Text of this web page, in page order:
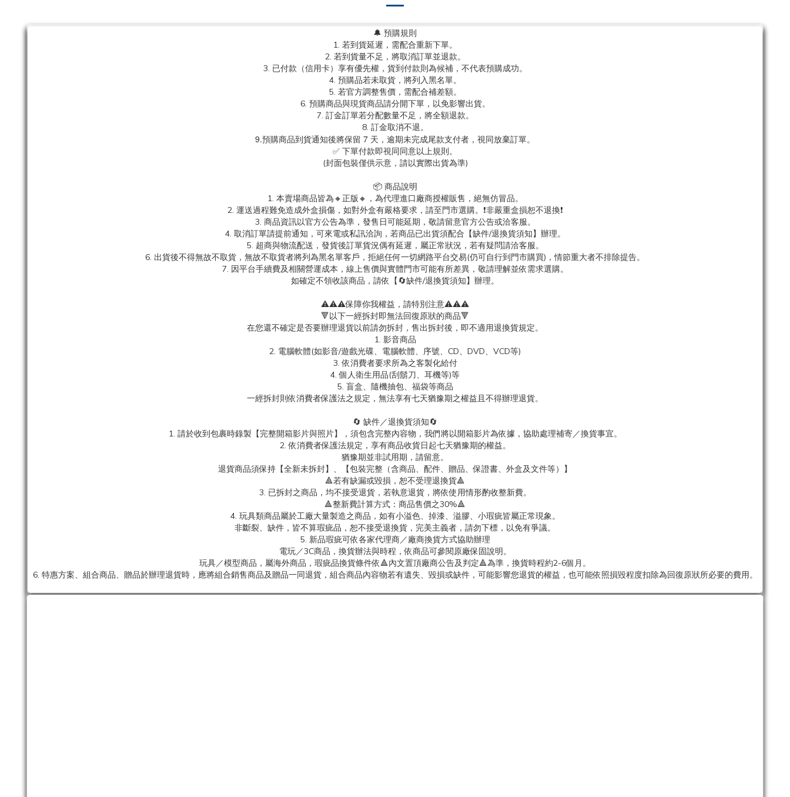
🔔 預購規則
1. 若到貨延遲，需配合重新下單。
2. 若到貨量不足，將取消訂單並退款。
3. 已付款（信用卡）享有優先權，貨到付款則為候補，不代表預購成功。
4. 預購品若未取貨，將列入黑名單。
5. 若官方調整售價，需配合補差額。
6. 預購商品與現貨商品請分開下單，以免影響出貨。
7. 訂金訂單若分配數量不足，將全額退款。
8. 訂金取消不退。
9.預購商品到貨通知後將保留 7 天，逾期未完成尾款支付者，視同放棄訂單。
✅ 下單付款即視同同意以上規則。
(封面包裝僅供示意，請以實際出貨為準)
📦 商品說明
1. 本賣場商品皆為🔸正版🔸，為代理進口廠商授權販售，絕無仿冒品。
2. 運送過程難免造成外盒損傷，如對外盒有嚴格要求，請至門市選購。❗非嚴重盒損恕不退換❗
3. 商品資訊以官方公告為準，發售日可能延期，敬請留意官方公告或洽客服。
4. 取消訂單請提前通知，可來電或私訊洽詢，若商品已出貨須配合【缺件/退換貨須知】辦理。
5. 超商與物流配送，發貨後訂單貨況偶有延遲，屬正常狀況，若有疑問請洽客服。
6. 出貨後不得無故不取貨，無故不取貨者將列為黑名單客戶，拒絕任何一切網路平台交易(仍可自行到門市購買)，情節重大者不排除提告。
7. 因平台手續費及相關營運成本，線上售價與實體門市可能有所差異，敬請理解並依需求選購。
如確定不領收該商品，請依【🔄缺件/退換貨須知】辦理。
⚠️⚠️⚠️保障你我權益，請特別注意⚠️⚠️⚠️
🔻以下一經拆封即無法回復原狀的商品🔻
在您還不確定是否要辦理退貨以前請勿拆封，售出拆封後，即不適用退換貨規定。
1. 影音商品
2. 電腦軟體(如影音/遊戲光碟、電腦軟體、序號、CD、DVD、VCD等)
3. 依消費者要求所為之客製化給付
4. 個人衛生用品(刮鬍刀、耳機等)等
5. 盲盒、隨機抽包、福袋等商品
一經拆封則依消費者保護法之規定，無法享有七天猶豫期之權益且不得辦理退貨。
🔄 缺件／退換貨須知🔄
1. 請於收到包裹時錄製【完整開箱影片與照片】，須包含完整內容物，我們將以開箱影片為依據，協助處理補寄／換貨事宜。
2. 依消費者保護法規定，享有商品收貨日起七天猶豫期的權益。
猶豫期並非試用期，請留意。
退貨商品須保持【全新未拆封】、【包裝完整（含商品、配件、贈品、保證書、外盒及文件等）】
🔺若有缺漏或毀損，恕不受理退換貨🔺
3. 已拆封之商品，均不接受退貨，若執意退貨，將依使用情形酌收整新費。
🔺整新費計算方式：商品售價之30%🔺
4. 玩具類商品屬於工廠大量製造之商品，如有小溢色、掉漆、溢膠、小瑕疵皆屬正常現象。
非斷裂、缺件，皆不算瑕疵品，恕不接受退換貨，完美主義者，請勿下標，以免有爭議。
5. 新品瑕疵可依各家代理商／廠商換貨方式協助辦理
電玩／3C商品，換貨辦法與時程，依商品可參閱原廠保固說明。
玩具／模型商品，屬海外商品，瑕疵品換貨條件依🔺內文置頂廠商公告及判定🔺為準，換貨時程約2-6個月。
6. 特惠方案、組合商品、贈品於辦理退貨時，應將組合銷售商品及贈品一同退貨，組合商品內容物若有遺失、毀損或缺件，可能影響您退貨的權益，也可能依照損毀程度扣除為回復原狀所必要的費用。